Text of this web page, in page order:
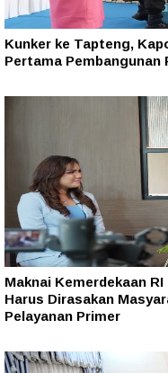
Kunker ke Tapteng,
Pertama Pembangunan
Maknai Kemerdekaan
Harus Dirasakan
Pelayanan Primer